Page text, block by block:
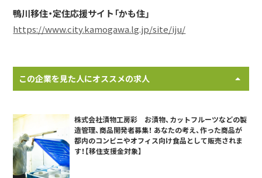
鴨川移住・定住応援サイト「かも住」
https://www.city.kamogawa.lg.jp/site/iju/
この企業を見た人にオススメの求人
株式会社漬物工房彩 お漬物、カットフルーツなどの製
造管理、商品開発者募集！ あなたの考え、作った商品が
都内のコンビニやオフィス向け食品として販売されま
す！【移住支援金対象】